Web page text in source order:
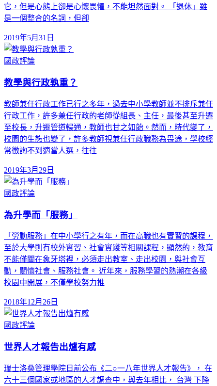
它，但是心態上卻是心懷畏懼，不能坦然面對。 「退休」雖
是一個整合的名詞，但卻
2019年5月31日
國政評論
教學與行政孰重？
教師兼任行政工作已行之多年，過去中小學教師並不排斥兼任
行政工作，許多兼任行政的老師從組長、主任，最後甚至升遷
至校長，升遷管道暢通，教師也甘之如飴。然而，時代變了，
校園的生態也變了，許多教師視兼任行政職務為畏途，學校經
常徵詢不到適當人選，往往
2019年3月29日
國政評論
為升學而「服務」
「勞動服務」在中小學行之有年，而在高職也有實習的課程，
至於大學則有校外實習、社會實踐等相關課程，顯然的，教育
不能僅關在象牙塔裡，必須走出教室、走出校園，與社會互
動，關懷社會、服務社會。 近年來，服務學習的熱潮在各級
校園中開展，不僅學校努力推
2018年12月26日
國政評論
世界人才報告出爐有感
瑞士洛桑管理學院日前公布《二○一八年世界人才報告》， 在
六十三個國家或地區的人才調查中，與去年相比， 台灣 下降